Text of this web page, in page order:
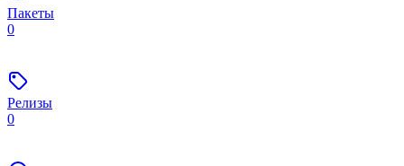
Пакеты
0
Релизы
0